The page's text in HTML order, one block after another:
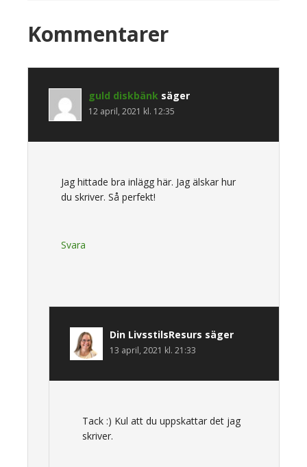
Läsarkommentarer
Kommentarer
guld diskbänk säger
12 april, 2021 kl. 12:35
Jag hittade bra inlägg här. Jag älskar hur
du skriver. Så perfekt!
Svara
Din LivsstilsResurs säger
13 april, 2021 kl. 21:33
Tack :) Kul att du uppskattar det jag
skriver.